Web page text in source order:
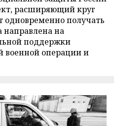
расширяющий круг
одновременно получать
направлена на
поддержки
военной операции и